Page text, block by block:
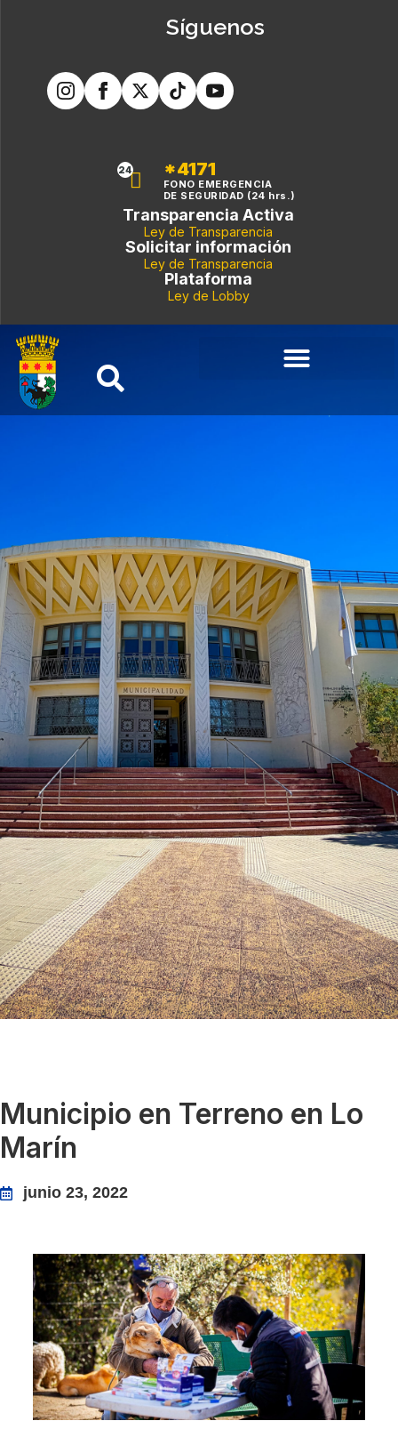
Síguenos
24 *4171
FONO EMERGENCIA
DE SEGURIDAD (24 hrs.)
Transparencia Activa
Ley de Transparencia
Solicitar información
Ley de Transparencia
Plataforma
Ley de Lobby
Municipio en Terreno en Lo
Marín
junio 23, 2022